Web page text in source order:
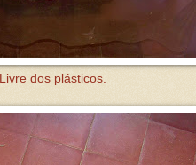
Livre dos plásticos.